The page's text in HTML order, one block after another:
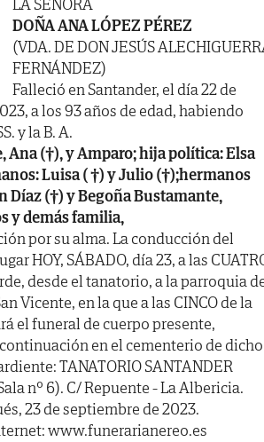
DOÑA ANA LÓPEZ PÉREZ
(VDA. DE DON JESÚS
FERNÁNDEZ)
Falleció en Santander, el día 22 de
a los 93 años de edad, habiendo
y la B. A.
Ana (†), y Amparo; hija política: Elsa
Luisa ( †) y Julio (†);hermanos
Díaz (†) y Begoña Bustamante,
y demás familia,
por su alma. La conducción del
HOY, SÁBADO, día 23, a las
desde el tanatorio, a la parroquia
Vicente, en la que a las CINCO de la
el funeral de cuerpo presente,
en el cementerio de dicho
TANATORIO SANTANDER
nº 6). C/ Repuente - La Albericia.
23 de septiembre de 2023.
www.funerarianereo.es